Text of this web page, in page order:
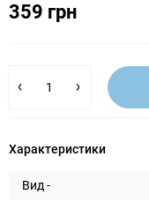
359 грн
Характеристики
Вид -